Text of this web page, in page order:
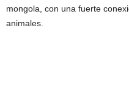
mongola, con una fuerte
animales.